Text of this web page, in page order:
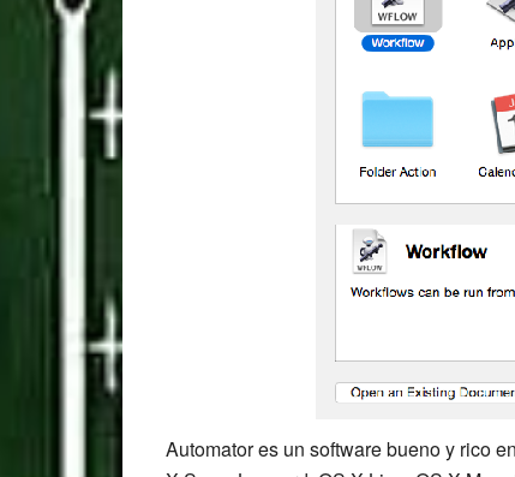
Automator es un software bueno y rico